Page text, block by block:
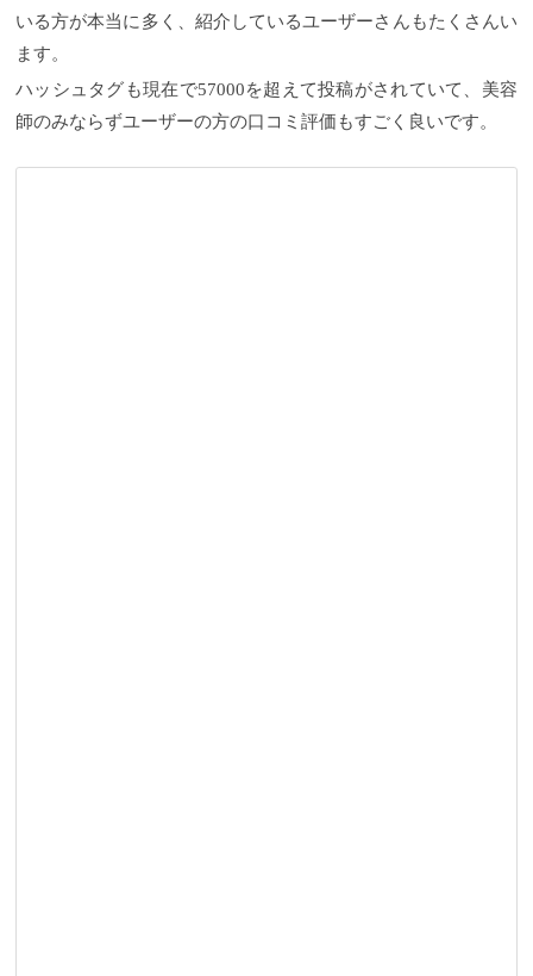
いる方が本当に多く、紹介しているユーザーさんもたくさんい
ます。
ハッシュタグも現在で57000を超えて投稿がされていて、美容
師のみならずユーザーの方の口コミ評価もすごく良いです。